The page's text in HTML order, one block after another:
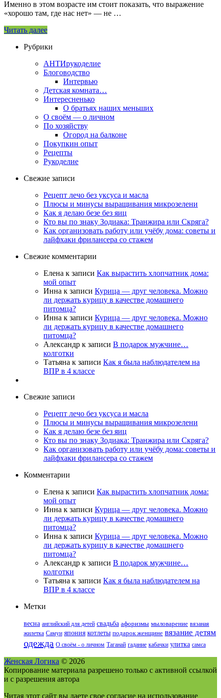
Именно в этом возрасте им стоит показать, что выражение
«хорошо там, где нас нет» — не …
Читать далее
Рубрики
АНТИрукоделие
Блоговодство
Интервью
Детская комната…
Интересненько
О братьях наших меньших
О своём — о личном
По хозяйству
Огород на балконе
Покупкин опыт
Рецепты
Рукоделие
Свежие записи
Рецепт лечо без уксуса и масла
Плюсы и минусы выращивания микрозелени
Как я делаю безе без яиц
Кто вы по знаку Зодиака: Транжира или Скряга?
Как организовать работу или учёбу дома: советы и
лайфхаки фрилансера со стажем
Свежие комментарии
Елена к записи Как вырастить хлопчатник дома:
мой опыт
Инна к записи Курица — друг человека. Можно
ли держать курицу в качестве домашнего
питомца?
Инна к записи Курица — друг человека. Можно
ли держать курицу в качестве домашнего
питомца?
Александр к записи В подарок мужчине…
колготки
Татьяна к записи Как я была наблюдателем на
ВПР в 4 классе
Свежие записи
Рецепт лечо без уксуса и масла
Плюсы и минусы выращивания микрозелени
Как я делаю безе без яиц
Кто вы по знаку Зодиака: Транжира или Скряга?
Как организовать работу или учёбу дома: советы и
лайфхаки фрилансера со стажем
Комментарии
Елена к записи Как вырастить хлопчатник дома:
мой опыт
Инна к записи Курица — друг человека. Можно
ли держать курицу в качестве домашнего
питомца?
Инна к записи Курица — друг человека. Можно
ли держать курицу в качестве домашнего
питомца?
Александр к записи В подарок мужчине…
колготки
Татьяна к записи Как я была наблюдателем на
ВПР в 4 классе
Метки
весна английский для детей свадьба афоризмы мыловарение вязаная
жилетка Самуи япония котлеты подарок женщине вязание детям
одежда О своём - о личном Таганай гадание кабачки улитка самса
Женская Логика © 2026
Копирование материала разрешено только с активной ссылкой
и с разрешения автора
Читая этот сайт вы даете свое согласие на использование